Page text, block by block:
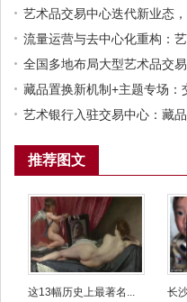
艺术品交易中心迭代新业态
新格局
流量运营与去中心化重构：
增长极
全国多地布局大型艺术品交
发展已成大势所趋
藏品置换新机制+主题专场：
动”与“聚焦”双引擎激活万亿
艺术银行入驻交易中心：藏
推荐图文
这13幅历史上最著名... 长